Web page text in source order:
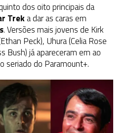
dos oito principais da
Treka dar as caras em
. Versões mais jovens de Kirk
Peck), Uhura (Celia Rose
Bush) já apareceram em ao
seriado do Paramount+.